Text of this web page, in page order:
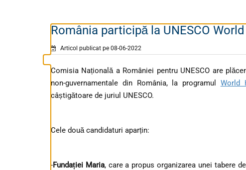
România participă la UNESCO
Articol publicat pe 08-06-2022
Comisia Națională a României pentru UNESCO are
non-guvernamentale din România, la programul World
câștigătoare de juriul UNESCO.
Cele două candidaturi aparțin:
-Fundației Maria, care a propus organizarea unei tabere